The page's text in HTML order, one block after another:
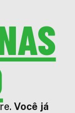
Você já